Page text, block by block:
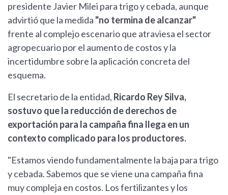
presidente Javier Milei para trigo y cebada, aunque
advirtió que la medida "no termina de alcanzar"
frente al complejo escenario que atraviesa el sector
agropecuario por el aumento de costos y la
incertidumbre sobre la aplicación concreta del
esquema.
El secretario de la entidad, Ricardo Rey Silva,
sostuvo que la reducción de derechos de
exportación para la campaña fina llega en un
contexto complicado para los productores.
"Estamos viendo fundamentalmente la baja para trigo
y cebada. Sabemos que se viene una campaña fina
muy compleja en costos. Los fertilizantes y los